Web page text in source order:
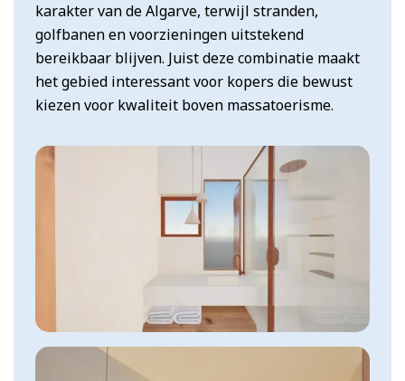
karakter van de Algarve, terwijl stranden,
golfbanen en voorzieningen uitstekend
bereikbaar blijven. Juist deze combinatie maakt
het gebied interessant voor kopers die bewust
kiezen voor kwaliteit boven massatoerisme.